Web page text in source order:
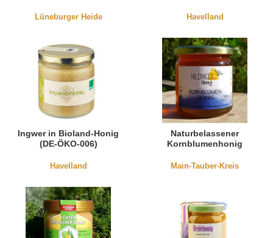
Lüneburger Heide Havelland
Ingwer in Bioland-Honig
(DE-ÖKO-006)
Havelland
Naturbelassener
Kornblumenhonig
Main-Tauber-Kreis